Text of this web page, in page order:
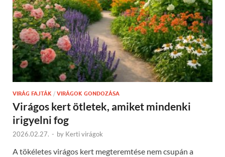
VIRÁG FAJTÁK / VIRÁGOK GONDOZÁSA
Virágos kert ötletek, amiket mindenki
irigyelni fog
2026.02.27. - by Kerti virágok
A tökéletes virágos kert megteremtése nem csupán a